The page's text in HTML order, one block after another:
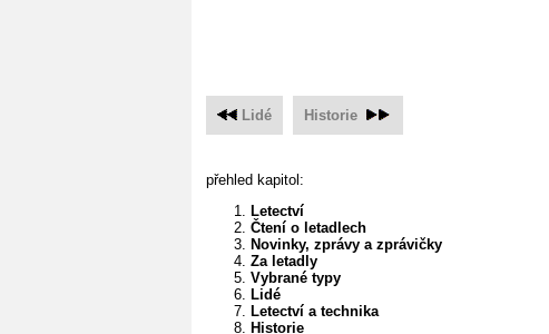
Lidé Historie
přehled kapitol:
Letectví
Čtení o letadlech
Novinky, zprávy a zprávičky
Za letadly
Vybrané typy
Lidé
Letectví a technika
Historie